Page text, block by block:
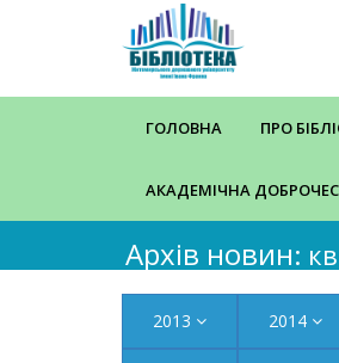
ГОЛОВНА ПРО
АКАДЕМІЧНА
Архів новин:
2013 2014